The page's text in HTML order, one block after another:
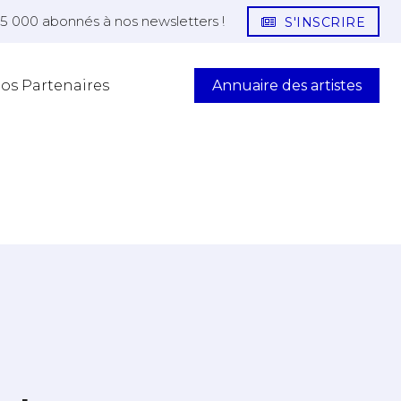
000 abonnés à nos newsletters ! S'INSCRIRE
Partenaires Annuaire des artistes